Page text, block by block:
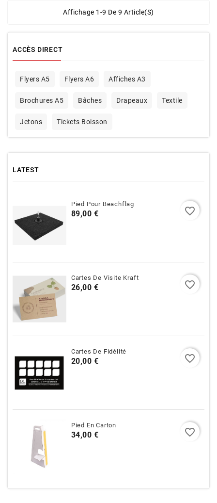
Affichage 1-9 De 9 Article(s)
ACCÈS DIRECT
Flyers A5 Flyers A6 Affiches A3
Brochures A5 Bâches Drapeaux Textile
Jetons Tickets Boisson
LATEST
Pied Pour Beachflag
89,00 €Prix favorite_border
Cartes De Visite Kraft
26,00 €Prix favorite_border
Cartes De Fidélité
20,00 €Prix favorite_border
Pied En Carton
34,00 €Prix favorite_border